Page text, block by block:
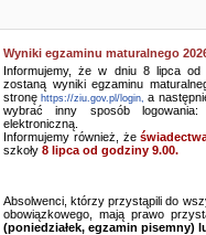
Wyniki egzaminu maturalnego
Informujemy, że w dniu 8 lipca
zostaną wyniki egzaminu
stronęhttps://ziu.gov.pl/login, a
wybrać inny sposób
elektroniczną.
Informujemy również, że
szkoły 8 lipca od godziny 9.00.
Absolwenci, którzy przystąpili do
obowiązkowego, mają prawo
(poniedziałek, egzamin pisemny)